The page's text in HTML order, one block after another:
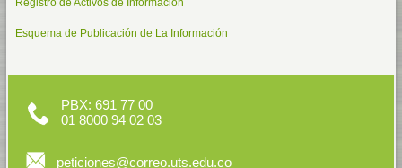
Registro de Activos de Información
Esquema de Publicación de La Información
PBX: 691 77 00
01 8000 94 02 03
peticiones@correo.uts.edu.co